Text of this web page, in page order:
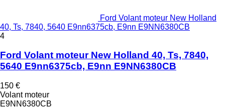
Ford Volant moteur New Holland
40, Ts, 7840, 5640 E9nn6375cb, E9nn E9NN6380CB
4
Ford Volant moteur New Holland 40, Ts, 7840,
5640 E9nn6375cb, E9nn E9NN6380CB
150 €
Volant moteur
E9NN6380CB